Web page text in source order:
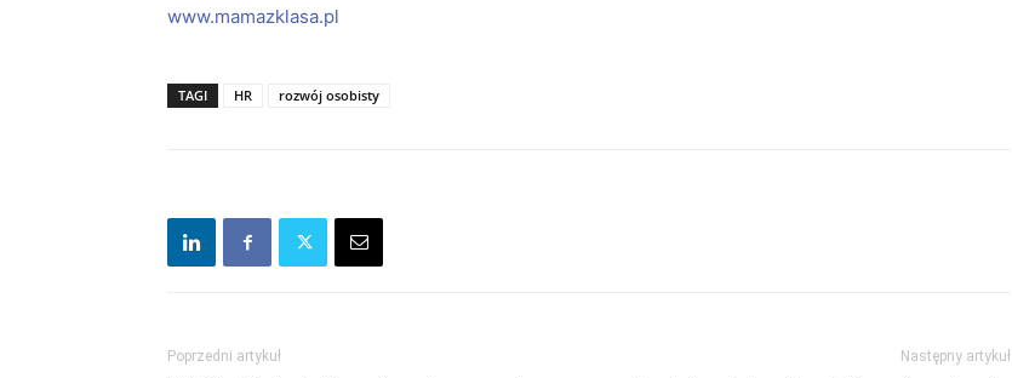
www.mamazklasa.pl
TAGI HR rozwój osobisty
Poprzedni artykuł Następny artykuł